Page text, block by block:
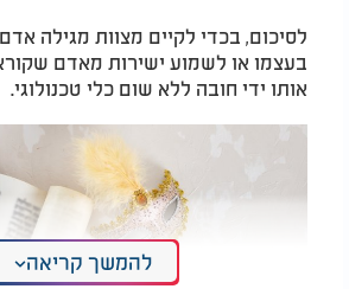
לסיכום, בכדי לקיים מצוות מגילה
בעצמו או לשמוע ישירות מאדם שקורא
אותו ידי חובה ללא שום כלי טכנולוגי.
להמשך קריאה